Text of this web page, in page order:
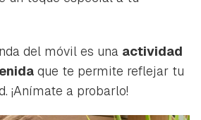
del móvil es una actividad
que te permite reflejar tu
¡Anímate a probarlo!